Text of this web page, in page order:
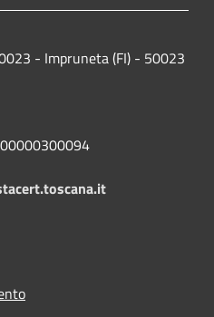
- Impruneta (FI) - 50023